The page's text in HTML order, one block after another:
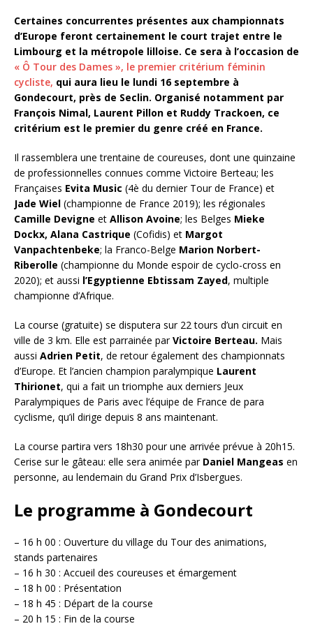
Certaines concurrentes présentes aux championnats
d’Europe feront certainement le court trajet entre le
Limbourg et la métropole lilloise. Ce sera à l’occasion de
« Ô Tour des Dames », le premier critérium féminin
cycliste, qui aura lieu le lundi 16 septembre à
Gondecourt, près de Seclin. Organisé notamment par
François Nimal, Laurent Pillon et Ruddy Trackoen, ce
critérium est le premier du genre créé en France.
Il rassemblera une trentaine de coureuses, dont une quinzaine
de professionnelles connues comme Victoire Berteau; les
Françaises Evita Music (4è du dernier Tour de France) et
Jade Wiel (championne de France 2019); les régionales
Camille Devigne et Allison Avoine; les Belges Mieke
Dockx, Alana Castrique (Cofidis) et Margot
Vanpachtenbeke; la Franco-Belge Marion Norbert-
Riberolle (championne du Monde espoir de cyclo-cross en
2020); et aussi l’Egyptienne Ebtissam Zayed, multiple
championne d’Afrique.
La course (gratuite) se disputera sur 22 tours d’un circuit en
ville de 3 km. Elle est parrainée parVictoire Berteau. Mais
aussi Adrien Petit, de retour également des championnats
d’Europe. Et l’ancien champion paralympique Laurent
Thirionet, qui a fait un triomphe aux derniers Jeux
Paralympiques de Paris avec l’équipe de France de para
cyclisme, qu’il dirige depuis 8 ans maintenant.
La course partira vers 18h30 pour une arrivée prévue à 20h15.
Cerise sur le gâteau: elle sera animée par Daniel Mangeas en
personne, au lendemain du Grand Prix d’Isbergues.
Le programme à Gondecourt
– 16 h 00 : Ouverture du village du Tour des animations,
stands partenaires
– 16 h 30 : Accueil des coureuses et émargement
– 18 h 00 : Présentation
– 18 h 45 : Départ de la course
– 20 h 15 : Fin de la course